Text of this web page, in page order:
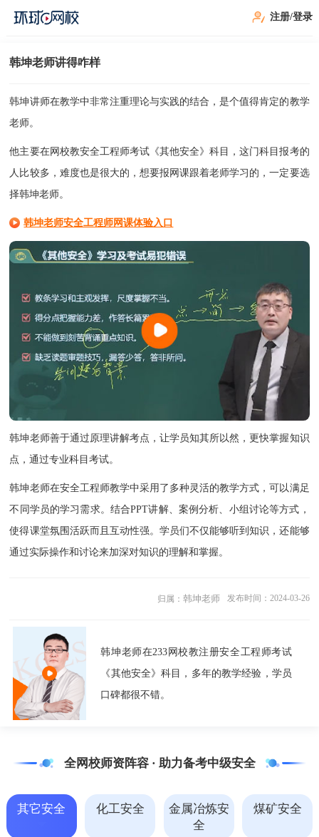
注册/登录
韩坤老师讲得咋样
韩坤讲师在教学中非常注重理论与实践的结合，是个值得肯定的教学
老师。
他主要在网校教安全工程师考试《其他安全》科目，这门科目报考的
人比较多，难度也是很大的，想要报网课跟着老师学习的，一定要选
择韩坤老师。
韩坤老师安全工程师网课体验入口
韩坤老师善于通过原理讲解考点，让学员知其所以然，更快掌握知识
点，通过专业科目考试。
韩坤老师在安全工程师教学中采用了多种灵活的教学方式，可以满足
不同学员的学习需求。结合PPT讲解、案例分析、小组讨论等方式，
使得课堂氛围活跃而且互动性强。学员们不仅能够听到知识，还能够
通过实际操作和讨论来加深对知识的理解和掌握。
发布时间：2024-03-26
归属： 韩坤老师
韩坤老师在233网校教注册安全工程师考试
《其他安全》科目，多年的教学经验，学员
口碑都很不错。
全网校师资阵容 · 助力备考中级安全
其它安全 化工安全
金属冶炼安
全
煤矿安全